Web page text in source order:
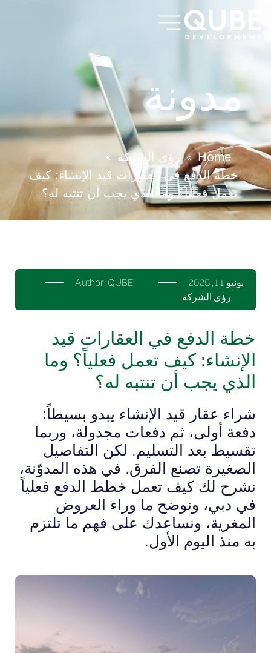
مدونة
Home
» رؤى الشركة »
خطة الدفع في العقارات قيد الإنشاء: كيف
تعمل فعلياً؟ وما الذي يجب أن تنتبه له؟
يونيو 11, 2025 Author: QUBE
رؤى الشركة
خطة الدفع في العقارات قيد
الإنشاء: كيف تعمل فعلياً؟ وما
الذي يجب أن تنتبه له؟
شراء عقار قيد الإنشاء يبدو بسيطاً:
دفعة أولى، ثم دفعات مجدولة، وربما
تقسيط بعد التسليم. لكن التفاصيل
الصغيرة تصنع الفرق. في هذه المدوّنة،
نشرح لك كيف تعمل خطط الدفع فعلياً
في دبي، ونوضح ما وراء العروض
المغرية، ونساعدك على فهم ما تلتزم
به منذ اليوم الأول.